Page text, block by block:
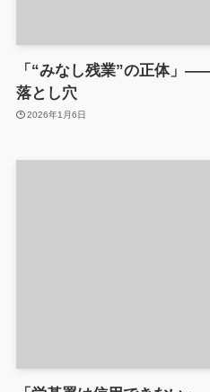
「“みなし残業”の正体」
落とし穴
2026年1月6日